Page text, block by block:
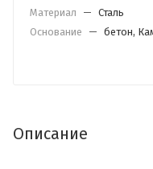
Материал
— Сталь
Основание
— бетон,
Описание